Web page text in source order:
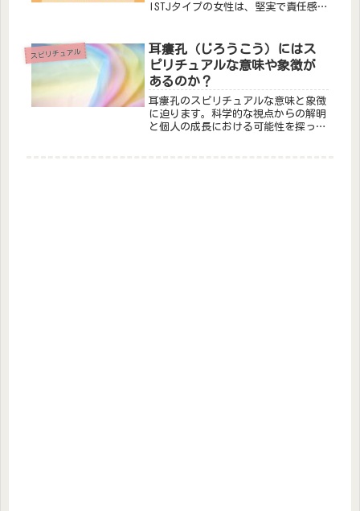
ISTJタイプの女性は、堅実で責任感が
め、周囲からの信頼も厚いです。さら
に、自分の意見をしっかり持ち、
自...
スピリチュアル
耳瘻孔（じろうこう）にはス
ピリチュアルな意味や象徴が
あるのか？
耳瘻孔のスピリチュアルな意味と象徴
に迫ります。科学的な視点からの解明
と個人の成長における可能性を探った